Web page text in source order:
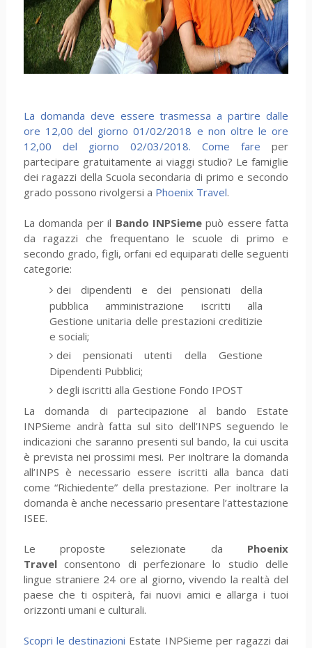
La domanda deve essere trasmessa a partire dalle
ore 12,00 del giorno 01/02/2018 e non oltre le ore
12,00 del giorno 02/03/2018.
Come fare per
partecipare gratuitamente ai viaggi studio? Le famiglie
dei ragazzi della Scuola secondaria di primo e secondo
grado possono rivolgersi a Phoenix Travel.
La domanda per il Bando INPSiemepuò essere fatta
da ragazzi che frequentano le scuole di primo e
secondo grado, figli, orfani ed equiparati delle seguenti
categorie:
dei dipendenti e dei pensionati della
pubblica amministrazione iscritti alla
Gestione unitaria delle prestazioni creditizie
e sociali;
dei pensionati utenti della Gestione
Dipendenti Pubblici;
degli iscritti alla Gestione Fondo IPOST
La domanda di partecipazione al bando Estate
INPSieme andrà fatta sul sito dell’INPS seguendo le
indicazioni che saranno presenti sul bando, la cui uscita
è prevista nei prossimi mesi. Per inoltrare la domanda
all’INPS è necessario essere iscritti alla banca dati
come “Richiedente” della prestazione. Per inoltrare la
domanda è anche necessario presentare l’attestazione
ISEE.
Le proposte selezionate da Phoenix
Travelconsentono di perfezionare lo studio delle
lingue straniere 24 ore al giorno, vivendo la realtà del
paese che ti ospiterà, fai nuovi amici e allarga i tuoi
orizzonti umani e culturali.
Scopri le destinazioni Estate INPSieme per ragazzi dai